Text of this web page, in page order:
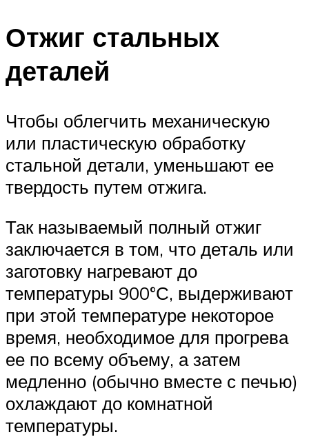
Отжиг стальных
деталей
Чтобы облегчить механическую
или пластическую обработку
стальной детали, уменьшают ее
твердость путем отжига.
Так называемый полный отжиг
заключается в том, что деталь или
заготовку нагревают до
температуры 900°С, выдерживают
при этой температуре некоторое
время, необходимое для прогрева
ее по всему объему, а затем
медленно (обычно вместе с печью)
охлаждают до комнатной
температуры.